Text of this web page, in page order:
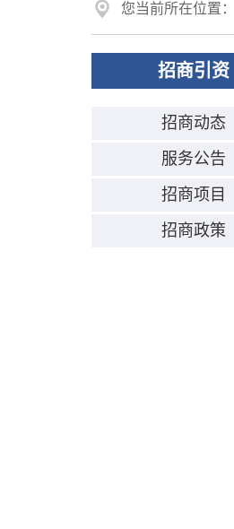
您当前所在位置：
招商引资
招商动态
服务公告
招商项目
招商政策